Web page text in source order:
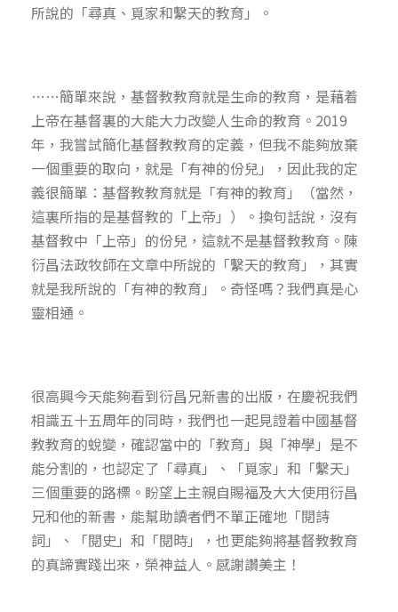
所說的「尋真、覓家和繫天的教育」。
……簡單來說，基督教教育就是生命的教育，是藉着
上帝在基督裏的大能大力改變人生命的教育。2019
年，我嘗試簡化基督教教育的定義，但我不能夠放棄
一個重要的取向，就是「有神的份兒」，因此我的定
義很簡單：基督教教育就是「有神的教育」（當然，
這裏所指的是基督教的「上帝」）。換句話說，沒有
基督教中「上帝」的份兒，這就不是基督教教育。陳
衍昌法政牧師在文章中所說的「繫天的教育」，其實
就是我所說的「有神的教育」。奇怪嗎？我們真是心
靈相通。
很高興今天能夠看到衍昌兄新書的出版，在慶祝我們
相識五十五周年的同時，我們也一起見證着中國基督
教教育的蛻變，確認當中的「教育」與「神學」是不
能分割的，也認定了「尋真」、「覓家」和「繫天」
三個重要的路標。盼望上主親自賜福及大大使用衍昌
兄和他的新書，能幫助讀者們不單正確地「閱詩
詞」、「閱史」和「閱時」，也更能夠將基督教教育
的真諦實踐出來，榮神益人。感謝讚美主！